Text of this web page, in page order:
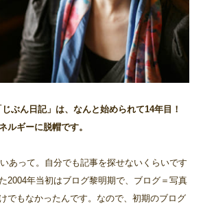
ぶん日記」は、なんと始められて14年目！
ルギーに脱帽です。
あって。自分でも記事を探せないくらいです
2004年当初はブログ黎明期で、ブログ＝写真
でもなかったんです。なので、初期のブログ